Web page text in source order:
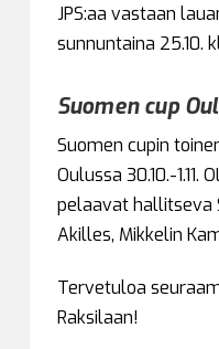
JPS:aa vastaan
sunnuntaina 25.10.
Suomen cup
Suomen cupin
Oulussa 30.10.-1.11.
pelaavat hallitseva
Akilles, Mikkelin
Tervetuloa
Raksilaan!